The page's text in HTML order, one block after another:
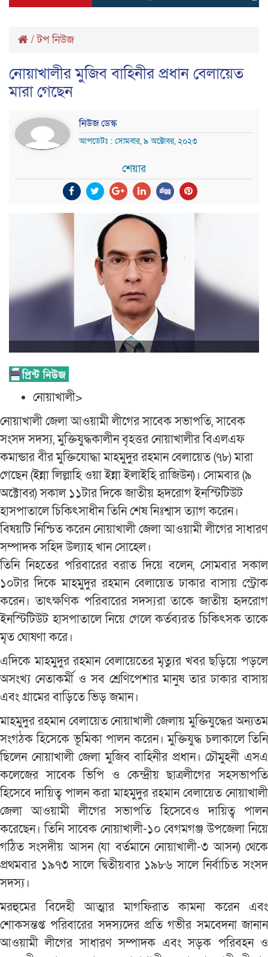
/টপ নিউজ
নোয়াখালীর মুজিব বাহিনীর প্রধান বেলায়েত
মারা গেছেন
নিউজ ডেস্ক
আপডেটঃ : সোমবার, ৯ অক্টোবর, ২০২৩
শেয়ার
নোয়াখালী>
নোয়াখালী জেলা আওয়ামী লীগের সাবেক সভাপতি, সাবেক
সংসদ সদস্য, মুক্তিযুদ্ধকালীন বৃহত্তর নোয়াখালীর বিএলএফ
কমান্ডার বীর মুক্তিযোদ্ধা মাহমুদুর রহমান বেলায়েত (৭৮) মারা
গেছেন (ইন্না লিল্লাহি ওয়া ইন্না ইলাইহি রাজিউন)। সোমবার (৯
অক্টোবর) সকাল ১১টার দিকে জাতীয় হৃদরোগ ইনস্টিটিউট
হাসপাতালে চিকিৎসাধীন তিনি শেষ নিঃশ্বাস ত্যাগ করেন।
বিষয়টি নিশ্চিত করেন নোয়াখালী জেলা আওয়ামী লীগের সাধারণ
সম্পাদক সহিদ উল্যাহ খান সোহেল।
তিনি নিহতের পরিবারের বরাত দিয়ে বলেন, সোমবার সকাল
১০টার দিকে মাহমুদুর রহমান বেলায়েত ঢাকার বাসায় স্ট্রোক
করেন। তাৎক্ষণিক পরিবারের সদস্যরা তাকে জাতীয় হৃদরোগ
ইনস্টিটিউট হাসপাতালে নিয়ে গেলে কর্তব্যরত চিকিৎসক তাকে
মৃত ঘোষণা করে।
এদিকে মাহমুদুর রহমান বেলায়েতের মৃত্যুর খবর ছড়িয়ে পড়লে
অসংখ্য নেতাকর্মী ও সব শ্রেণিপেশার মানুষ তার ঢাকার বাসায়
এবং গ্রামের বাড়িতে ভিড় জমান।
মাহমুদুর রহমান বেলায়েত নোয়াখালী জেলায় মুক্তিযুদ্ধের অন্যতম
সংগঠক হিসেকে ভূমিকা পালন করেন। মুক্তিযুদ্ধ চলাকালে তিনি
ছিলেন নোয়াখালী জেলা মুজিব বাহিনীর প্রধান। চৌমুহনী এসএ
কলেজের সাবেক ভিপি ও কেন্দ্রীয় ছাত্রলীগের সহসভাপতি
হিসেবে দায়িত্ব পালন করা মাহমুদুর রহমান বেলায়েত নোয়াখালী
জেলা আওয়ামী লীগের সভাপতি হিসেবেও দায়িত্ব পালন
করেছেন। তিনি সাবেক নোয়াখালী-১০ বেগমগঞ্জ উপজেলা নিয়ে
গঠিত সংসদীয় আসন (যা বর্তমানে নোয়াখালী-৩ আসন) থেকে
প্রথমবার ১৯৭৩ সালে দ্বিতীয়বার ১৯৮৬ সালে নির্বাচিত সংসদ
সদস্য।
মরহুমের বিদেহী আত্মার মাগফিরাত কামনা করেন এবং
শোকসন্তপ্ত পরিবারের সদস্যদের প্রতি গভীর সমবেদনা জানান
আওয়ামী লীগের সাধারণ সম্পাদক এবং সড়ক পরিবহন ও